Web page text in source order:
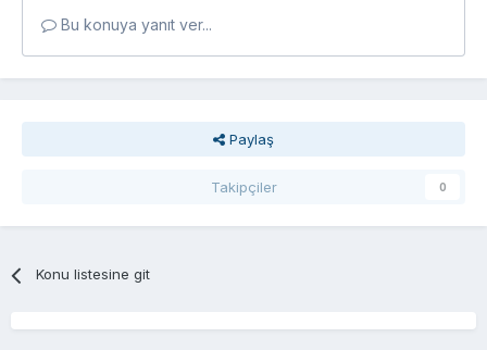
Bu konuya yanıt ver...
Paylaş
Takipçiler 0
Konu listesine git